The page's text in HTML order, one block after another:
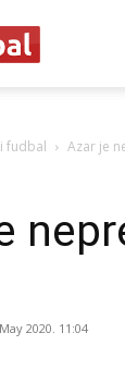
fudbal Azar je
2020. 11:04